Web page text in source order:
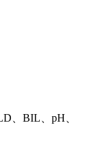
、BIL、pH、